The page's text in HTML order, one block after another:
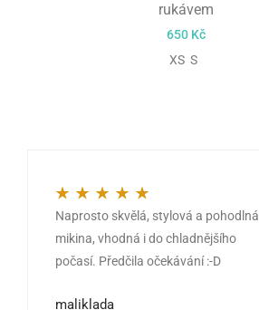
rukávem
650 Kč
XS S
Hodnocení 5z 5
Naprosto skvělá, stylová a pohodlná
mikina, vhodná i do chladnějšího
počasí. Předčila očekávání :-D
maliklada